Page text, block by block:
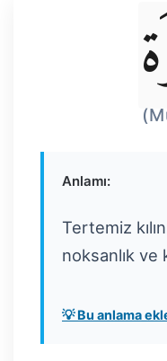
Anlamı:
Tertemiz
noksanlık ve
💡 Bu anlama